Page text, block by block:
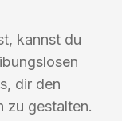
kannst du
dir den
zu gestalten.